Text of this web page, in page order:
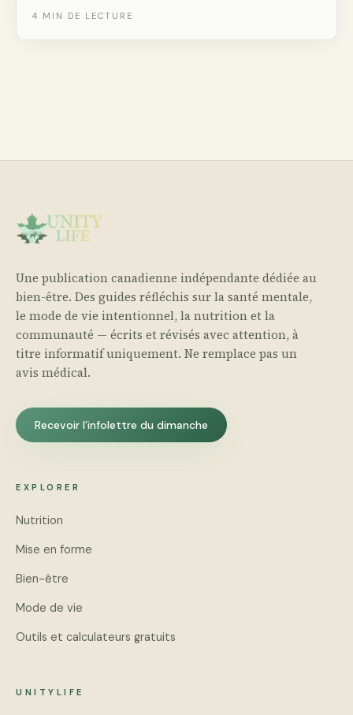
l’aiguille climatique.
4 MIN DE LECTURE
Une publication canadienne indépendante dédiée au
bien-être. Des guides réfléchis sur la santé mentale,
le mode de vie intentionnel, la nutrition et la
communauté — écrits et révisés avec attention, à
titre informatif uniquement. Ne remplace pas un
avis médical.
Recevoir l’infolettre du dimanche
EXPLORER
Nutrition
Mise en forme
Bien-être
Mode de vie
Outils et calculateurs gratuits
UNITYLIFE